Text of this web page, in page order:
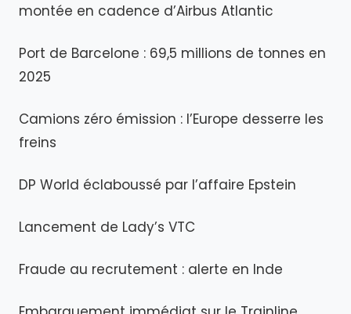
montée en cadence d’Airbus Atlantic
Port de Barcelone : 69,5 millions de tonnes en
2025
Camions zéro émission : l’Europe desserre les
freins
DP World éclaboussé par l’affaire Epstein
Lancement de Lady’s VTC
Fraude au recrutement : alerte en Inde